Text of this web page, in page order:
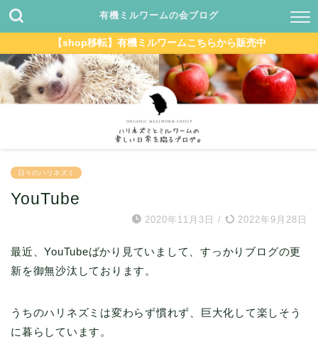
有機ミルワームの会ブログ
【shop移転】有機ミルワームこちらから販売中
日々のハリネズミ
YouTube
2020年11月3日 / 2022年9月28日
最近、YouTubeばかり見ていまして、すっかりブログの更
新を御無沙汰しております。
うちのハリネズミは変わらず慣れず、巨大化して楽しそう
に暮らしています。